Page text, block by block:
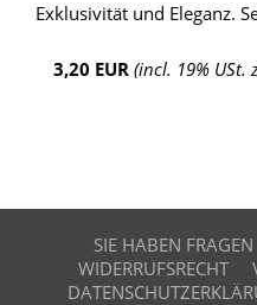
Exklusivität und Eleganz.
3,20 EUR (incl. 19% USt.
SIE HABEN FRAGEN
WIDERRUFSRECHT